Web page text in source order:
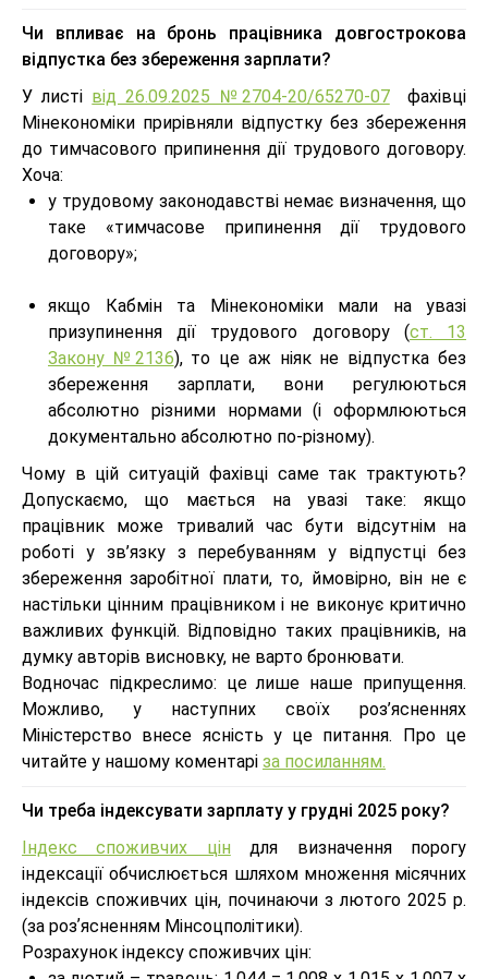
Чи впливає на бронь працівника довгострокова
відпустка без збереження зарплати?
У листі від 26.09.2025 №2704-20/65270-07фахівці
Мінекономіки прирівняли відпустку без збереження
до тимчасового припинення дії трудового договору.
Хоча:
у трудовому законодавстві немає визначення, що
таке «тимчасове припинення дії трудового
договору»;
якщо Кабмін та Мінекономіки мали на увазі
призупинення дії трудового договору (ст. 13
Закону №2136), то це аж ніяк не відпустка без
збереження зарплати, вони регулюються
абсолютно різними нормами (і оформлюються
документально абсолютно по-різному).
Чому в цій ситуацій фахівці саме так трактують?
Допускаємо, що мається на увазі таке: якщо
працівник може тривалий час бути відсутнім на
роботі у зв’язку з перебуванням у відпустці без
збереження заробітної плати, то, ймовірно, він не є
настільки цінним працівником і не виконує критично
важливих функцій. Відповідно таких працівників, на
думку авторів висновку, не варто бронювати.
Водночас підкреслимо: це лише наше припущення.
Можливо, у наступних своїх роз’ясненнях
Міністерство внесе ясність у це питання. Про це
читайте у нашому коментарі за посиланням.
Чи треба індексувати зарплату у грудні 2025 року?
Індекс споживчих ціндля визначення порогу
індексації обчислюється шляхом множення місячних
індексів споживчих цін, починаючи з лютого 2025 р.
(за розʼясненням Мінсоцполітики).
Розрахунок індексу споживчих цін: